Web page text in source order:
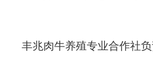
丰兆肉牛养殖专业合作社负